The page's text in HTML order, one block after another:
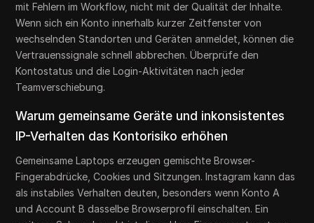
mit Fehlern im Workflow, nicht mit der Qualität der Inhalte.
Wenn sich ein Konto innerhalb kurzer Zeitfenster von
wechselnden Standorten und Geräten anmeldet, können die
Vertrauenssignale schnell abbrechen. Überprüfe den
Kontostatus und die Login-Aktivitäten nach jeder
Teamverschiebung.
Warum gemeinsame Geräte und inkonsistentes
IP-Verhalten das Kontorisiko erhöhen
Gemeinsame Laptops erzeugen gemischte Browser-
Fingerabdrücke, Cookies und Sitzungen. Instagram kann das
als instabiles Verhalten deuten, besonders wenn Konto A
und Account B dasselbe Browserprofil einschalten. Ein